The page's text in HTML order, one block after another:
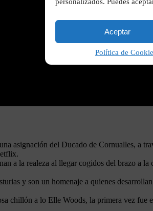
Aceptar
Política de
asignación del Ducado de Cornualles, a
a la realeza al llegar cogidos del brazo a
y son un homenaje a quienes
chillón a lo Elle Woods, la primera vez